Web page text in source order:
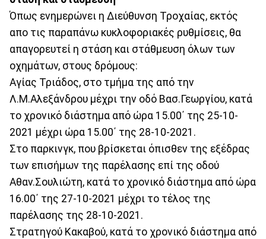
Όπως ενημερώνει η Διεύθυνση Τροχαίας, εκτός
απο τις παραπάνω κυκλοφοριακές ρυθμίσεις, θα
απαγορευτεί η στάση και στάθμευση όλων των
οχημάτων, στους δρόμους:
Αγίας Τριάδος, στο τμήμα της από την
Λ.Μ.Αλεξάνδρου μέχρι την οδό Βασ.Γεωργίου, κατά
το χρονικό διάστημα από ώρα 15.00΄ της 25-10-
2021 μέχρι ώρα 15.00΄ της 28-10-2021.
Στο παρκινγκ, που βρίσκεται όπισθεν της εξέδρας
των επισήμων της παρέλασης επί της οδού
Αθαν.Σουλιώτη, κατά το χρονικό διάστημα από ώρα
16.00΄ της 27-10-2021 μέχρι το τέλος της
παρέλασης της 28-10-2021.
Στρατηγού Κακαβού, κατά το χρονικό διάστημα από